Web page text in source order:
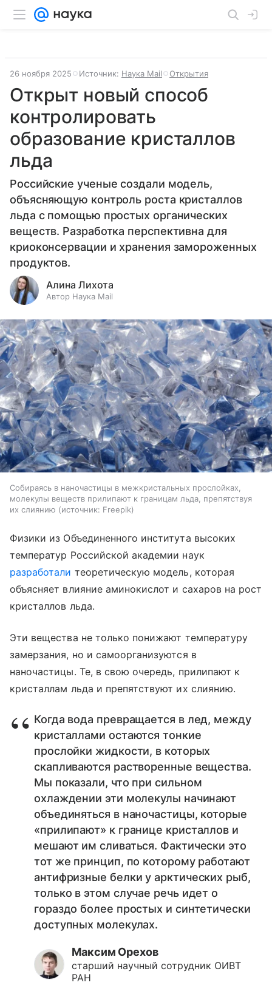
26 ноября 2025 Источник: Наука Mail Открытия
Открыт новый способ
контролировать
образование кристаллов
льда
Российские ученые создали модель,
объясняющую контроль роста кристаллов
льда с помощью простых органических
веществ. Разработка перспективна для
криоконсервации и хранения замороженных
продуктов.
Алина Лихота
Автор Наука Mail
Собираясь в наночастицы в межкристальных прослойках,
молекулы веществ прилипают к границам льда, препятствуя
их слиянию
источник: Freepik
Физики из Объединенного института высоких
температур Российской академии наук
разработали теоретическую модель, которая
объясняет влияние аминокислот и сахаров на рост
кристаллов льда.
Эти вещества не только понижают температуру
замерзания, но и самоорганизуются в
наночастицы. Те, в свою очередь, прилипают к
кристаллам льда и препятствуют их слиянию.
Когда вода превращается в лед, между
кристаллами остаются тонкие
прослойки жидкости, в которых
скапливаются растворенные вещества.
Мы показали, что при сильном
охлаждении эти молекулы начинают
объединяться в наночастицы, которые
«прилипают» к границе кристаллов и
мешают им сливаться. Фактически это
тот же принцип, по которому работают
антифризные белки у арктических рыб,
только в этом случае речь идет о
гораздо более простых и синтетически
доступных молекулах.
Максим Орехов
старший научный сотрудник ОИВТ
РАН